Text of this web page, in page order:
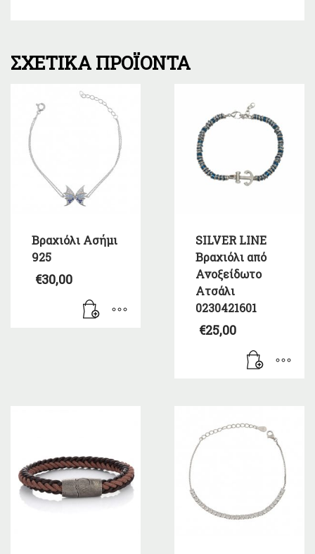
ΣΧΕΤΙΚΆ ΠΡΟΪΌΝΤΑ
Βραχιόλι Ασήμι
925
€30,00
SILVER LINE
Βραχιόλι από
Ανοξείδωτο
Ατσάλι
0230421601
€25,00